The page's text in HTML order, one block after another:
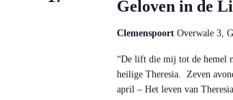
Geloven in de
Clemenspoort Overwale 3,
“De lift die mij tot de hemel
heilige Theresia. Zeven
april – Het leven van